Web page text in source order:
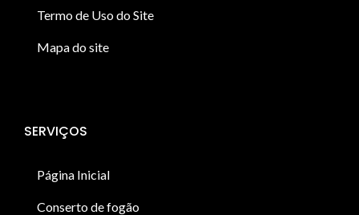
Termo de Uso do Site
Mapa do site
SERVIÇOS
Página Inicial
Conserto de fogão